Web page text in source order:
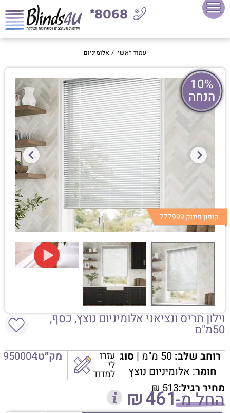
8068*
עמוד ראשי / אלומיניום
10%
הנחה
קופון פינוק 777999
וילון תריס ונציאני אלומיניום נוצץ, כסף,
50מ"מ
רוחב שלב:50 מ"מ |
סוג
חומר: אלומיניום נוצץ
עזרו
לי
למדוד
מק״ט:950004
מחיר רגיל: ₪513החל מ- ₪461